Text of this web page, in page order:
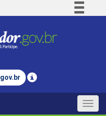
Comunica BR
Legislação
gov.br
Toggle